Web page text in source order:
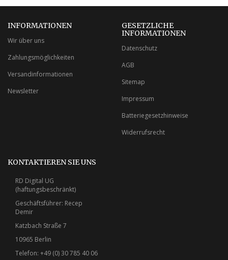
INFORMATIONEN
Wir über uns
Zahlungsmöglichkeiten
Versandinformationen
Newsletter
GESETZLICHE
INFORMATIONEN
Datenschutz
AGB
Sitemap
Impressum
Batteriegesetzhinweise
Widerrufsrecht
KONTAKTIEREN SIE UNS
RD Digital UG
(haftungsbeschränkt)
Geschäftsführer: Recep
Demir
Katzbach Straße 7
10965 Berlin
Telefon: +49 (0) 30 785 40 06